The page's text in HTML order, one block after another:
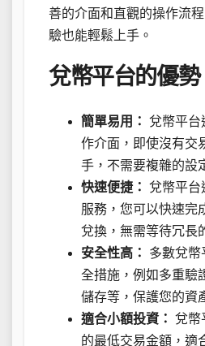
善的介面和直觀的操作流
驗也能輕鬆上手。
兌幣平台的優勢
簡單易用： 兌幣平台
作介面，即使沒有交
手，不需要複雜的設
快速便捷： 兌幣平台
服務，您可以快速完
兌換，無需等待冗長
安全性高：
多數兌幣
全措施，例如多重驗
儲存等，保護您的資
適合小額投資： 兌幣
的最低交易金額，適